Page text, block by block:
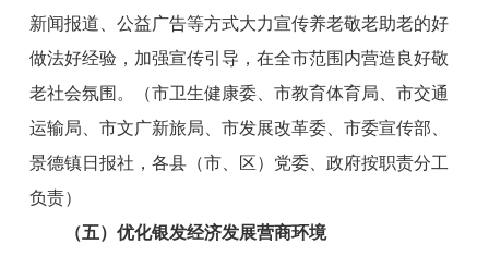
新闻报道、公益广告等方式大力宣传养老敬老助老的好
做法好经验，加强宣传引导，在全市范围内营造良好敬
老社会氛围。
（市卫生健康委、市教育体育局 市交通
运输局 市文广新旅局 市发展改革委、 市委宣传部
景德镇日报社 ，各县（市、区）党委、政府按职责分工
负责）
（五）优化银发经济发展营商环境